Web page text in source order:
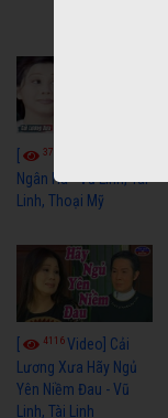
3770
Ngân Hà - Vũ Linh, Tài
Linh, Thoại Mỹ
4116Video] Cải
Lương Xưa Hãy Ngủ
Yên Niềm Đau - Vũ
Linh, Tài Linh